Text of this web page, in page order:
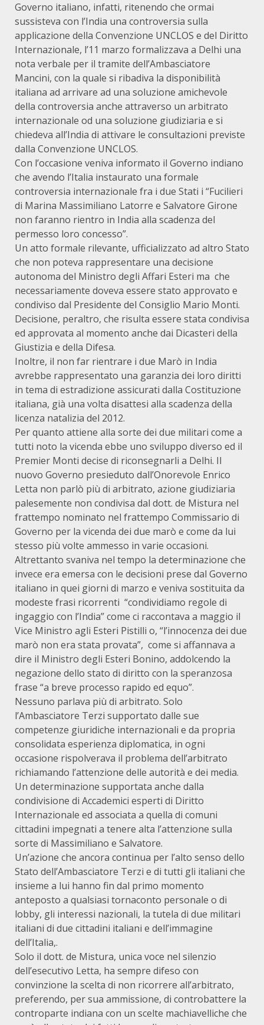
Governo italiano, infatti, ritenendo che ormai
sussisteva con l’India una controversia sulla
applicazione della Convenzione UNCLOS e del Diritto
Internazionale, l’11 marzo formalizzava a Delhi una
nota verbale per il tramite dell’Ambasciatore
Mancini, con la quale si ribadiva la disponibilità
italiana ad arrivare ad una soluzione amichevole
della controversia anche attraverso un arbitrato
internazionale od una soluzione giudiziaria e si
chiedeva all’India di attivare le consultazioni previste
dalla Convenzione UNCLOS.
Con l’occasione veniva informato il Governo indiano
che avendo l’Italia instaurato una formale
controversia internazionale fra i due Stati i “Fucilieri
di Marina Massimiliano Latorre e Salvatore Girone
non faranno rientro in India alla scadenza del
permesso loro concesso”.
Un atto formale rilevante, ufficializzato ad altro Stato
che non poteva rappresentare una decisione
autonoma del Ministro degli Affari Esteri ma che
necessariamente doveva essere stato approvato e
condiviso dal Presidente del Consiglio Mario Monti.
Decisione, peraltro, che risulta essere stata condivisa
ed approvata al momento anche dai Dicasteri della
Giustizia e della Difesa.
Inoltre, il non far rientrare i due Marò in India
avrebbe rappresentato una garanzia dei loro diritti
in tema di estradizione assicurati dalla Costituzione
italiana, già una volta disattesi alla scadenza della
licenza natalizia del 2012.
Per quanto attiene alla sorte dei due militari come a
tutti noto la vicenda ebbe uno sviluppo diverso ed il
Premier Monti decise di riconsegnarli a Delhi. Il
nuovo Governo presieduto dall’Onorevole Enrico
Letta non parlò più di arbitrato, azione giudiziaria
palesemente non condivisa dal dott. de Mistura nel
frattempo nominato nel frattempo Commissario di
Governo per la vicenda dei due marò e come da lui
stesso più volte ammesso in varie occasioni.
Altrettanto svaniva nel tempo la determinazione che
invece era emersa con le decisioni prese dal Governo
italiano in quei giorni di marzo e veniva sostituita da
modeste frasi ricorrenti “condividiamo regole di
ingaggio con l’India” come ci raccontava a maggio il
Vice Ministro agli Esteri Pistilli o, “l’innocenza dei due
marò non era stata provata”, come si affannava a
dire il Ministro degli Esteri Bonino, addolcendo la
negazione dello stato di diritto con la speranzosa
frase “a breve processo rapido ed equo”.
Nessuno parlava più di arbitrato. Solo
l’Ambasciatore Terzi supportato dalle sue
competenze giuridiche internazionali e da propria
consolidata esperienza diplomatica, in ogni
occasione rispolverava il problema dell’arbitrato
richiamando l’attenzione delle autorità e dei media.
Un determinazione supportata anche dalla
condivisione di Accademici esperti di Diritto
Internazionale ed associata a quella di comuni
cittadini impegnati a tenere alta l’attenzione sulla
sorte di Massimiliano e Salvatore.
Un’azione che ancora continua per l’alto senso dello
Stato dell’Ambasciatore Terzi e di tutti gli italiani che
insieme a lui hanno fin dal primo momento
anteposto a qualsiasi tornaconto personale o di
lobby, gli interessi nazionali, la tutela di due militari
italiani di due cittadini italiani e dell’immagine
dell’Italia,.
Solo il dott. de Mistura, unica voce nel silenzio
dell’esecutivo Letta, ha sempre difeso con
convinzione la scelta di non ricorrere all’arbitrato,
preferendo, per sua ammissione, di controbattere la
controparte indiana con un scelte machiavelliche che